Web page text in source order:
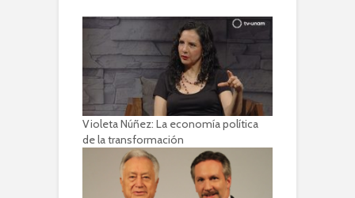
Violeta Núñez: La economía política
de la transformación